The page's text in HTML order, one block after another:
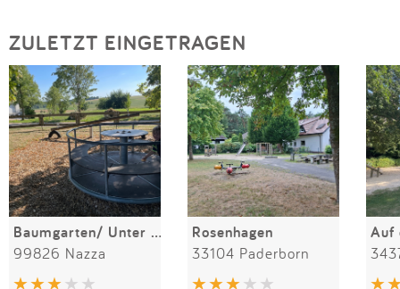
ZULETZT EINGETRAGEN
Baumgarten/ Unter den Linden
99826 Nazza
Rosenhagen
33104 Paderborn
Auf